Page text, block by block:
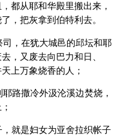
都从耶和华殿里搬出来，
，把灰拿到伯特利去。
，在犹大城邑的邱坛和耶
，又废去向巴力和日、
上万象烧香的人；
路撒冷外汲沦溪边焚烧，
就是妇女为亚舍拉织帐子